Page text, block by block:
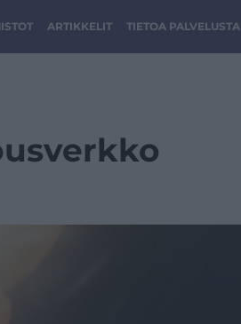
ARTIKKELIT TIETOA PALVELUSTA